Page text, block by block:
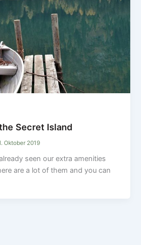
Secret Island
Oktober 2019
seen our extra amenities
are a lot of them and you can